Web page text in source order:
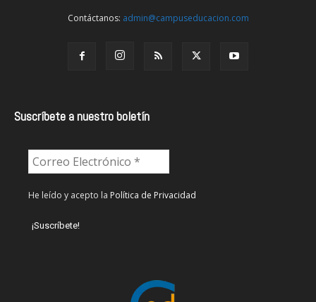
Contáctanos: admin@campuseducacion.com
Suscríbete a nuestro boletín
He leído y acepto la Política de Privacidad